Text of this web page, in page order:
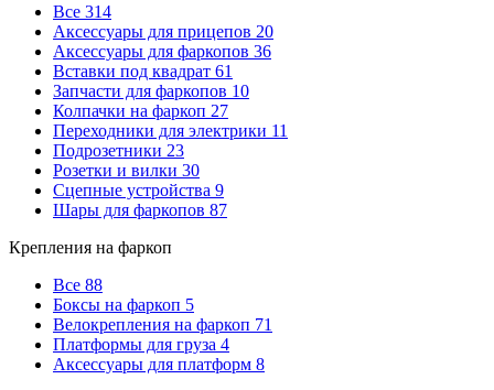
Все 314
Аксессуары для прицепов 20
Аксессуары для фаркопов 36
Вставки под квадрат 61
Запчасти для фаркопов 10
Колпачки на фаркоп 27
Переходники для электрики 11
Подрозетники 23
Розетки и вилки 30
Сцепные устройства 9
Шары для фаркопов 87
Крепления на фаркоп
Все 88
Боксы на фаркоп 5
Велокрепления на фаркоп 71
Платформы для груза 4
Аксессуары для платформ 8